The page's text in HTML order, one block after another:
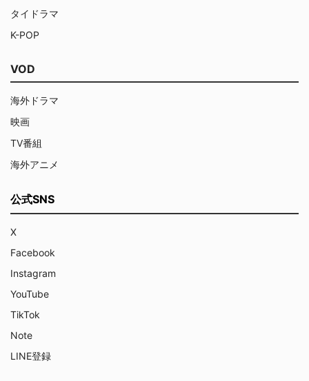
タイドラマ
K-POP
VOD
海外ドラマ
映画
TV番組
海外アニメ
公式SNS
X
Facebook
Instagram
YouTube
TikTok
Note
LINE登録